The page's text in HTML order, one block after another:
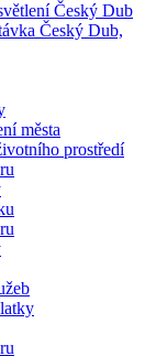
Český Dub
Český Dub,
města
prostředí